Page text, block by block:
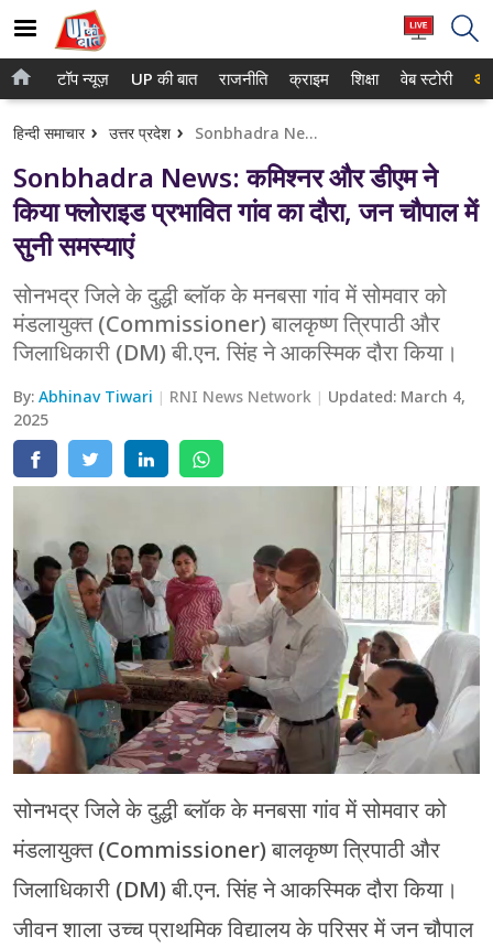
होम
टॉप न्यूज़
UP की बात
राजनीति
क्राइम
शिक्षा
टॉप न्यूज़ UP की बात राजनीति क्राइम शिक्षा वेब स्टोरी
हिन्दी समाचार उत्तर प्रदेश Sonbhadra News: कमिश्नर और डीएम ने किया फ्लोराइड प्रभावित गांव का दौरा, जन चौपाल में सुनी समस्याएं
Sonbhadra News: कमिश्नर और डीएम ने
किया फ्लोराइड प्रभावित गांव का दौरा, जन चौपाल में
सुनी समस्याएं
सोनभद्र जिले के दुद्धी ब्लॉक के मनबसा गांव में सोमवार को
मंडलायुक्त (Commissioner) बालकृष्ण त्रिपाठी और
जिलाधिकारी (DM) बी.एन. सिंह ने आकस्मिक दौरा किया।
By:Abhinav Tiwari RNI News Network Updated: March 4,
2025
सोनभद्र जिले के दुद्धी ब्लॉक के मनबसा गांव में सोमवार को
मंडलायुक्त (Commissioner) बालकृष्ण त्रिपाठी और
जिलाधिकारी (DM) बी.एन. सिंह ने आकस्मिक दौरा किया।
जीवन शाला उच्च प्राथमिक विद्यालय के परिसर में जन चौपाल
गाजियाबाद
लखनऊ
कानपुर
वाराणसी
आगरा
मथुरा
मुरादाबाद
गोरखपुर
प्रयागराज
रामपुर